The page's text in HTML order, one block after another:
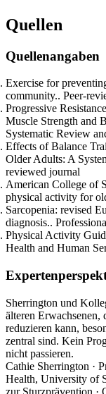
Quellen
Quellenangaben
Exercise for
community.. Peer-
Progressive
Muscle Strength and
Systematic Review
Effects of Balance
Older Adults: A
reviewed journal
American College of
physical activity for
Sarcopenia: revised
diagnosis..
Physical Activity
Health and Human
Sherrington und
älteren Erwachsenen,
reduzieren kann,
zentral sind. Kein
nicht passieren.
Cathie Sherrington ·
Health, University of
zur Sturzprävention ·